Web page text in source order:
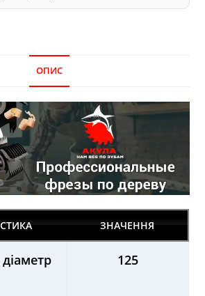
ОПИС
ЗНАЧЕННЯ
125